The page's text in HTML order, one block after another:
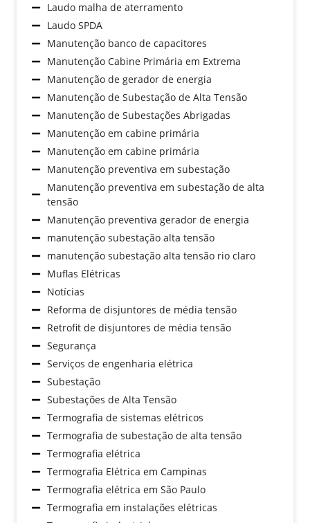
Laudo malha de aterramento
Laudo SPDA
Manutenção banco de capacitores
Manutenção Cabine Primária em Extrema
Manutenção de gerador de energia
Manutenção de Subestação de Alta Tensão
Manutenção de Subestações Abrigadas
Manutenção em cabine primária
Manutenção em cabine primária
Manutenção preventiva em subestação
Manutenção preventiva em subestação de alta
tensão
Manutenção preventiva gerador de energia
manutenção subestação alta tensão
manutenção subestação alta tensão rio claro
Muflas Elétricas
Notícias
Reforma de disjuntores de média tensão
Retrofit de disjuntores de média tensão
Segurança
Serviços de engenharia elétrica
Subestação
Subestações de Alta Tensão
Termografia de sistemas elétricos
Termografia de subestação de alta tensão
Termografia elétrica
Termografia Elétrica em Campinas
Termografia elétrica em São Paulo
Termografia em instalações elétricas